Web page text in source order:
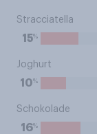
Stracciatella
15%
Joghurt
10%
Schokolade
16%